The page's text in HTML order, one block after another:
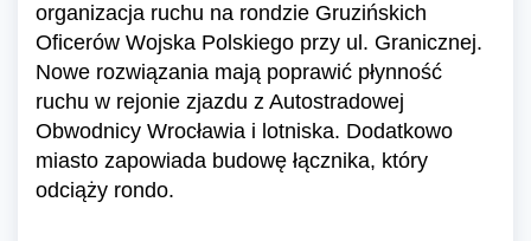
organizacja ruchu na rondzie Gruzińskich
Oficerów Wojska Polskiego przy ul. Granicznej.
Nowe rozwiązania mają poprawić płynność
ruchu w rejonie zjazdu z Autostradowej
Obwodnicy Wrocławia i lotniska. Dodatkowo
miasto zapowiada budowę łącznika, który
odciąży rondo.